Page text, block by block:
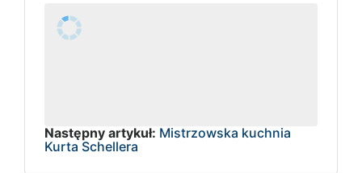
Następny artykuł: Mistrzowska kuchnia
Kurta Schellera